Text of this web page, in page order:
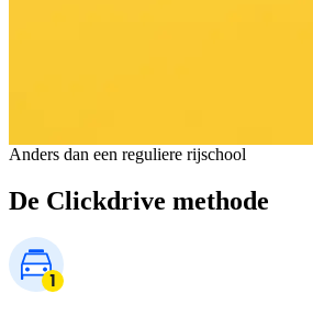
Anders dan een reguliere rijschool
De Clickdrive methode